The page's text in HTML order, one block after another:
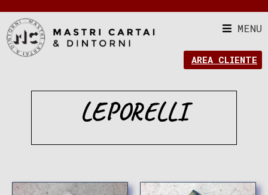
MENU
AREA CLIENTE
LEPORELLI